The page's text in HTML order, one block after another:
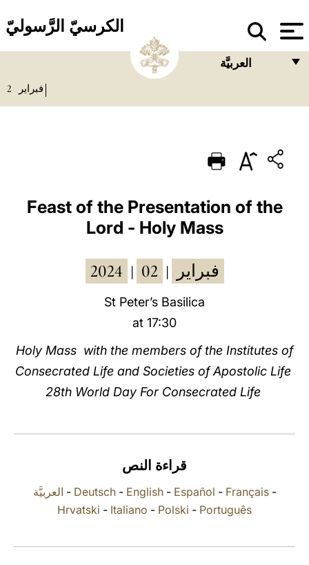
الكرسيّ الرَّسوليّ
العربيَّة
PORTUGUÊS
ESPAÑOL
DEUTSCH
فبراير 2
Feast of the Presentation of the
Lord - Holy Mass
2024 فبراير 02
St Peter’s Basilica
at 17:30
Holy Mass with the members of the Institutes of
Consecrated Life and Societies of Apostolic Life
28th World Day For Consecrated Life
قراءة النص
العربيَّة - Deutsch- English- Español - Français-
Hrvatski - Italiano - Polski - Português